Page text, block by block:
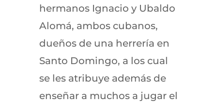
hermanos Ignacio y Ubaldo
Alomá, ambos cubanos,
dueños de una herrería en
Santo Domingo, a los cual
se les atribuye además de
enseñar a muchos a jugar el